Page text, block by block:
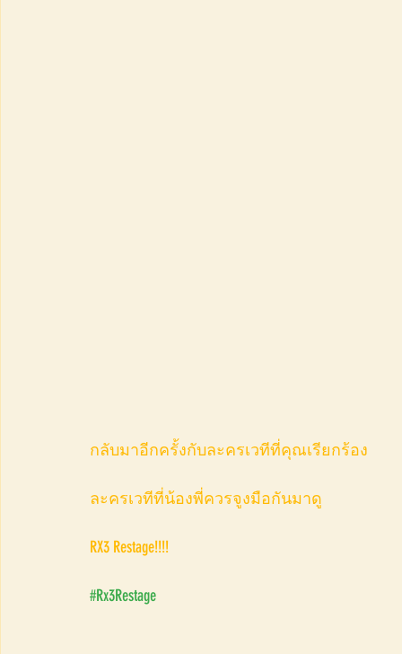
กลับมาอีกครั้งกับละครเวทีที่คุณเรียกร้อง
ละครเวทีที่น้องพี่ควรจูงมือกันมาดู
RX3 Restage!!!!
#Rx3Restage